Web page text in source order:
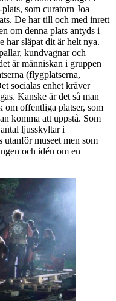
som curatorn Joa
De har till och med inrett
om denna plats antyds i
har släpat dit är helt nya.
kundvagnar och
är människan i gruppen
(flygplatserna,
socialas enhet kräver
Kanske är det så man
om offentliga platser, som
komma att uppstå. Som
ljusskyltar i
utanför museet men som
och idén om en